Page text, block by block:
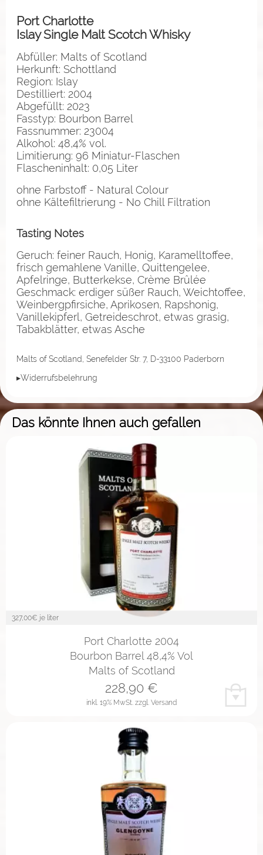
Port Charlotte
Islay Single Malt Scotch Whisky
Abfüller: Malts of Scotland
Herkunft: Schottland
Region: Islay
Destilliert: 2004
Abgefüllt: 2023
Fasstyp: Bourbon Barrel
Fassnummer: 23004
Alkohol: 48,4% vol.
Limitierung: 96 Miniatur-Flaschen
Flascheninhalt: 0,05 Liter
ohne Farbstoff - Natural Colour
ohne Kältefiltrierung - No Chill Filtration
Tasting Notes
Geruch: feiner Rauch, Honig, Karamelltoffee,
frisch gemahlene Vanille, Quittengelee,
Apfelringe, Butterkekse, Crème Brûlée
Geschmack: erdiger süßer Rauch, Weichtoffee,
Weinbergpfirsiche, Aprikosen, Rapshonig,
Vanillekipferl, Getreideschrot, etwas grasig,
Tabakblätter, etwas Asche
Malts of Scotland, Senefelder Str. 7, D-33100 Paderborn
▸Widerrufsbelehrung
Das könnte Ihnen auch gefallen
327,00€ je liter
Port Charlotte 2004
Bourbon Barrel 48,4% Vol
Malts of Scotland
inkl. 19% MwSt. zzgl. Versand
228,90 €